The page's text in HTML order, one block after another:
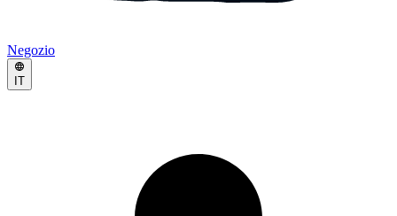
Negozio
IT